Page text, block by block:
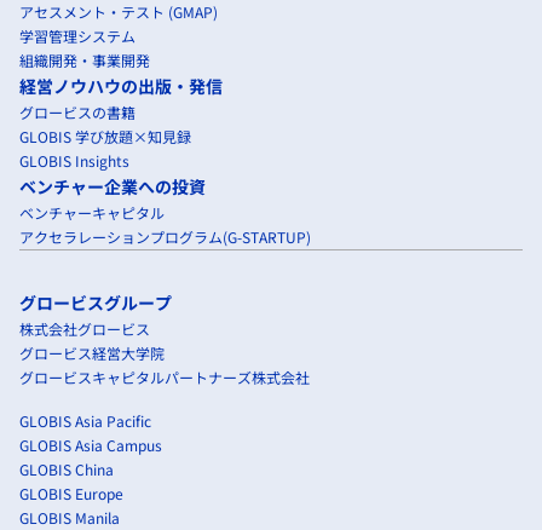
アセスメント・テスト (GMAP)
学習管理システム
組織開発・事業開発
経営ノウハウの出版・発信
グロービスの書籍
GLOBIS 学び放題×知見録
GLOBIS Insights
ベンチャー企業への投資
ベンチャーキャピタル
アクセラレーションプログラム(G-STARTUP)
グロービスグループ
株式会社グロービス
グロービス経営大学院
グロービスキャピタルパートナーズ株式会社
GLOBIS Asia Pacific
GLOBIS Asia Campus
GLOBIS China
GLOBIS Europe
GLOBIS Manila